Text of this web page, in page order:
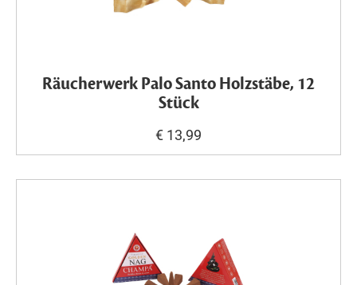
Räucherwerk Palo Santo Holzstäbe, 12
Stück
€ 13,99